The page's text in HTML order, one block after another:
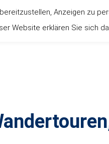
Anzeigen zu
Website erklären Sie sich